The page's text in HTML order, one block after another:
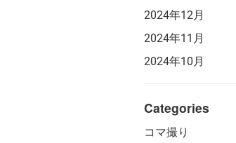
2024年12月
2024年11月
2024年10月
Categories
コマ撮り